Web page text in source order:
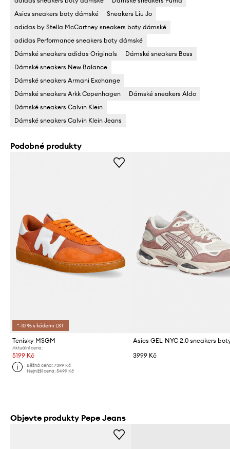
Asics sneakers boty dámské
Sneakers Liu Jo
adidas by Stella McCartney sneakers boty dámské
adidas Performance sneakers boty dámské
Dámské sneakers adidas Originals
Dámské sneakers Boss
Dámské sneakers New Balance
Dámské sneakers Armani Exchange
Dámské sneakers Arkk Copenhagen
Dámské sneakers Aldo
Dámské sneakers Calvin Klein
Dámské sneakers Calvin Klein Jeans
Podobné produkty
*-10 % s kódem: LST
Tenisky MSGM
Aktuální cena:
5199 Kč
Běžná cena:7399 Kč
Nejnižší cena:5499 Kč
3999 Kč
Objevte produkty Pepe Jeans